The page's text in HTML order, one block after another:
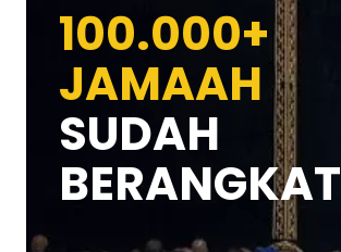
100.000+
JAMAAH
SUDAH
BERANGKAT